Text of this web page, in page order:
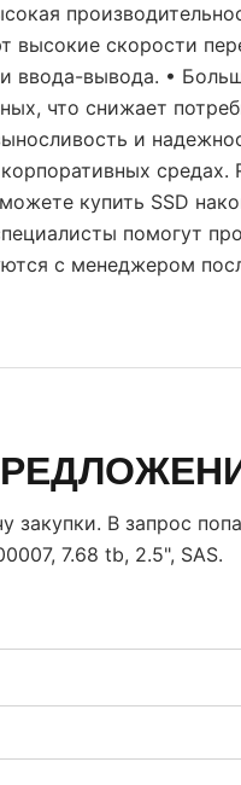
высокие скорости
ввода-вывода. •
что снижает
и
средах.
купить SSD
помогут
с менеджером
закупки. В запрос
7.68 tb, 2.5", SAS.